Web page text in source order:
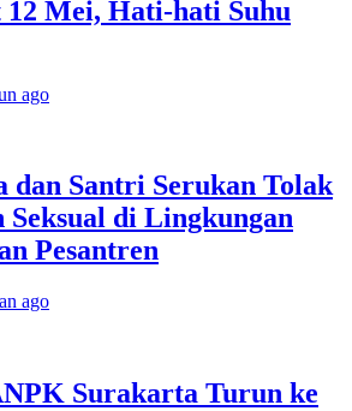
12 Mei, Hati-hati Suhu
ago
dan Santri Serukan Tolak
Seksual di Lingkungan
Pesantren
ago
Surakarta Turun ke